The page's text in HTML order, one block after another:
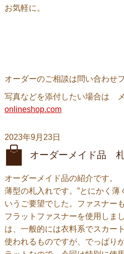
お気軽に。
オーダーのご相談は問い合わせ
写真などを添付したい場合は
onlineshop.com
2023年9月23日
オーダーメイド品
オーダーメイド品の紹介です。
薄型の札入れです。”とにかく薄
いうご要望でした。ファスナー
フラットファスナーを使用しま
は、一般的には衣料系でスカー
使われるものですが、でっぱり